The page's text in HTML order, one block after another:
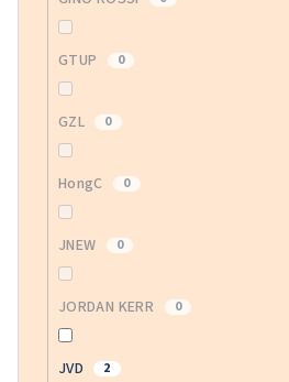
GTUP 0
GZL 0
HongC 0
JNEW 0
JORDAN KERR 0
JVD 2